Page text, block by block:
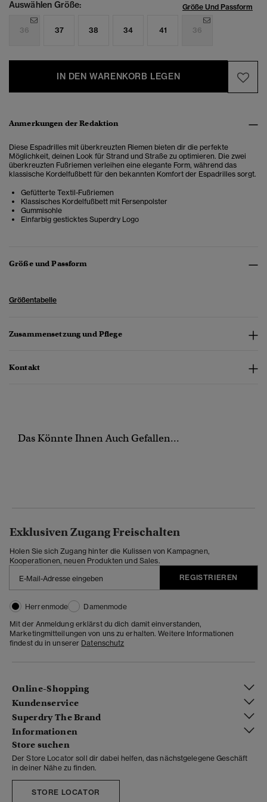
Auswählen Größe: Größe Und Passform
36 37 38 34 41 36
IN DEN WARENKORB LEGEN
Anmerkungen der Redaktion
Diese Espadrilles mit überkreuzten Riemen bieten dir die perfekte
Möglichkeit, deinen Look für Strand und Straße zu optimieren. Die zwei
überkreuzten Fußriemen verleihen eine elegante Form, während das
klassische Kordelfußbett für den bekannten Komfort der Espadrilles sorgt.
Gefütterte Textil-Fußriemen
Klassisches Kordelfußbett mit Fersenpolster
Gummisohle
Einfarbig gesticktes Superdry Logo
Größe und Passform
Größentabelle
Zusammensetzung und Pflege
Kontakt
Das Könnte Ihnen Auch Gefallen...
Exklusiven Zugang Freischalten
Holen Sie sich Zugang hinter die Kulissen von Kampagnen,
Kooperationen, neuen Produkten und Sales.
REGISTRIEREN
Herrenmode
Damenmode
Mit der Anmeldung erklärst du dich damit einverstanden,
Marketingmitteilungen von uns zu erhalten. Weitere Informationen
findest du in unserer Datenschutz
Online-Shopping
Kundenservice
Superdry The Brand
Informationen
Store suchen
Der Store Locator soll dir dabei helfen, das nächstgelegene Geschäft
in deiner Nähe zu finden.
STORE LOCATOR